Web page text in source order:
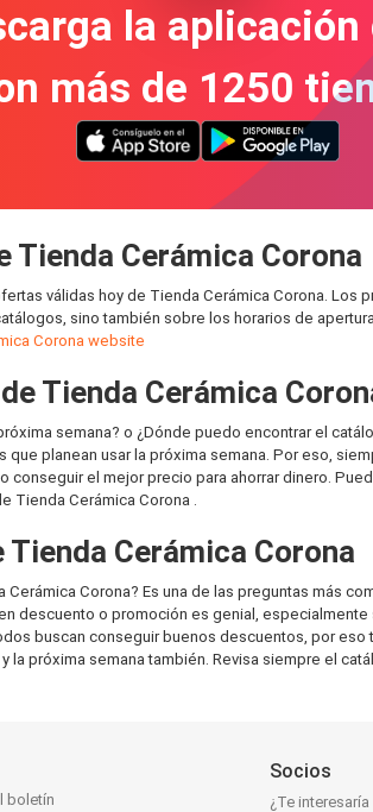
la
más de 1250
Cerámica Corona
válidas hoy de Tienda Cerámica Corona.
sino también sobre los horarios de
Corona website
Tienda Cerámica
semana? o ¿Dónde puedo encontrar el
planean usar la próxima semana. Por eso,
conseguir el mejor precio para ahorrar dinero.
Tienda Cerámica Corona .
Cerámica Corona
Corona? Es una de las preguntas más
descuento o promoción es genial,
buscan conseguir buenos descuentos, por
próxima semana también. Revisa siempre el
boletín
Socios
¿Te